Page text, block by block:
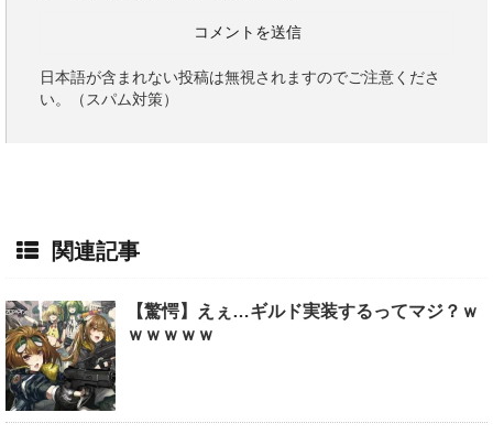
日本語が含まれない投稿は無視されますのでご注意くださ
い。（スパム対策）
関連記事
【驚愕】えぇ…ギルド実装するってマジ？ｗ
ｗｗｗｗｗ